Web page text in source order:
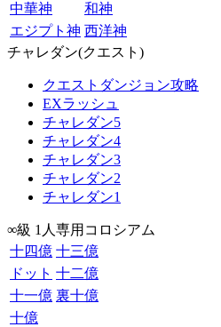
中華神
和神
エジプト神 西洋神
チャレダン(クエスト)
クエストダンジョン攻略
EXラッシュ
チャレダン5
チャレダン4
チャレダン3
チャレダン2
チャレダン1
∞級 1人専用コロシアム
十四億 十三億
ドット 十二億
十一億 裏十億
十億